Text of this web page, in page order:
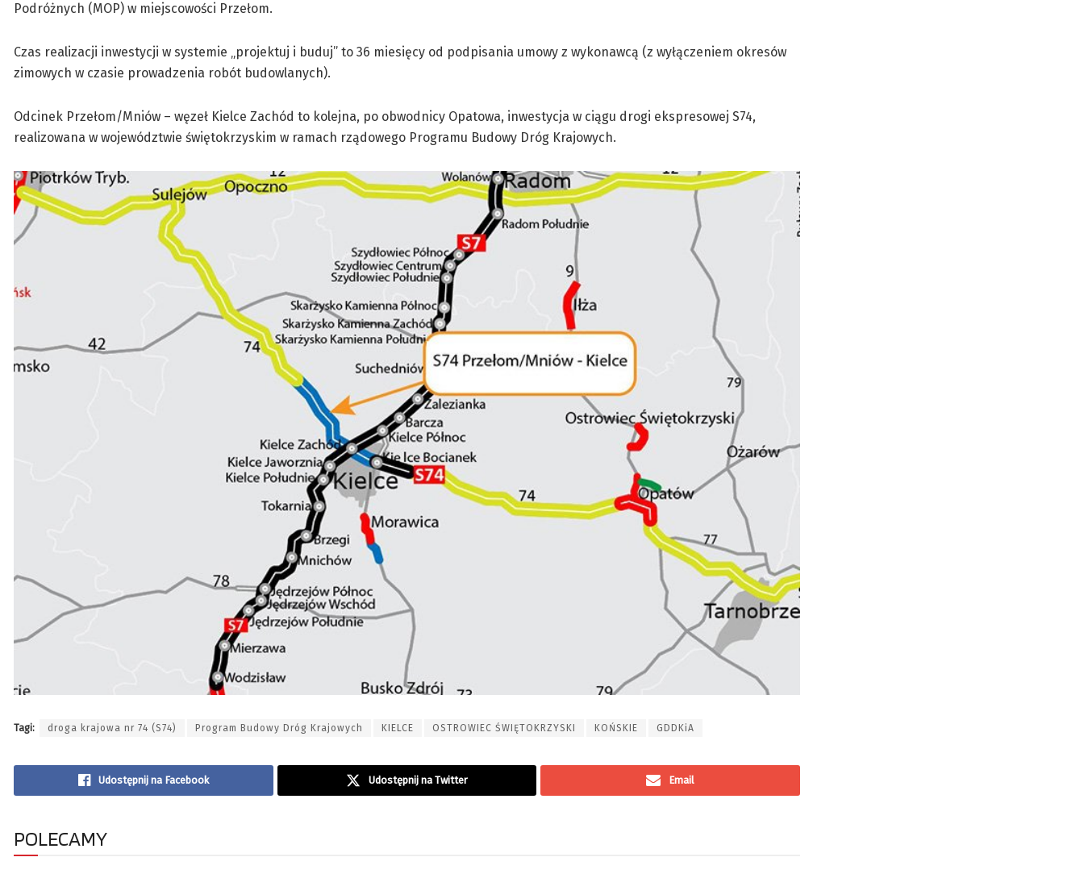
Podróżnych (MOP) w miejscowości Przełom.
Czas realizacji inwestycji w systemie „projektuj i buduj” to 36 miesięcy od podpisania umowy z wykonawcą (z wyłączeniem okresów
zimowych w czasie prowadzenia robót budowlanych).
Odcinek Przełom/Mniów – węzeł Kielce Zachód to kolejna, po obwodnicy Opatowa, inwestycja w ciągu drogi ekspresowej S74,
realizowana w województwie świętokrzyskim w ramach rządowego Programu Budowy Dróg Krajowych.
Tagi: droga krajowa nr 74 (S74) Program Budowy Dróg Krajowych KIELCE OSTROWIEC ŚWIĘTOKRZYSKI KOŃSKIE GDDKiA
Udostępnij na Facebook Udostępnij na Twitter Email
POLECAMY